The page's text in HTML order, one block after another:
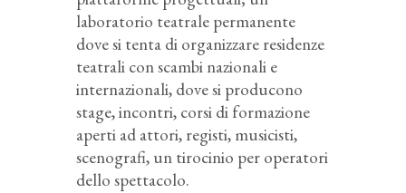
laboratorio teatrale permanente
dove si tenta di organizzare residenze
teatrali con scambi nazionali e
internazionali, dove si producono
stage, incontri, corsi di formazione
aperti ad attori, registi, musicisti,
scenografi, un tirocinio per operatori
dello spettacolo.